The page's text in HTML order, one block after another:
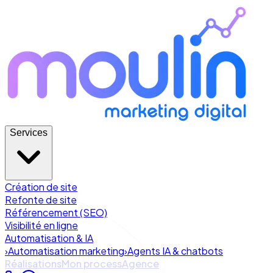
Services
Création de site
Refonte de site
Référencement (SEO)
Visibilité en ligne
Automatisation & IA
›Automatisation marketing›Agents IA & chatbots
RéalisationsMon processAgence